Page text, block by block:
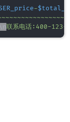
-
联系电话:400-123-